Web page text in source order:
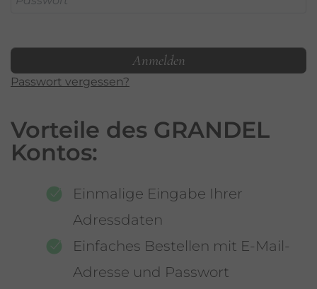
Passwort vergessen?
Vorteile des GRANDEL
Kontos:
Einmalige Eingabe Ihrer
Adressdaten
Einfaches Bestellen mit E-Mail-
Adresse und Passwort